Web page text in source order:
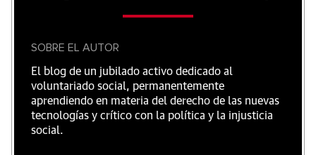
SOBRE EL AUTOR
El blog de un jubilado activo dedicado al
voluntariado social, permanentemente
aprendiendo en materia del derecho de las nuevas
tecnologías y crítico con la política y la injusticia
social.